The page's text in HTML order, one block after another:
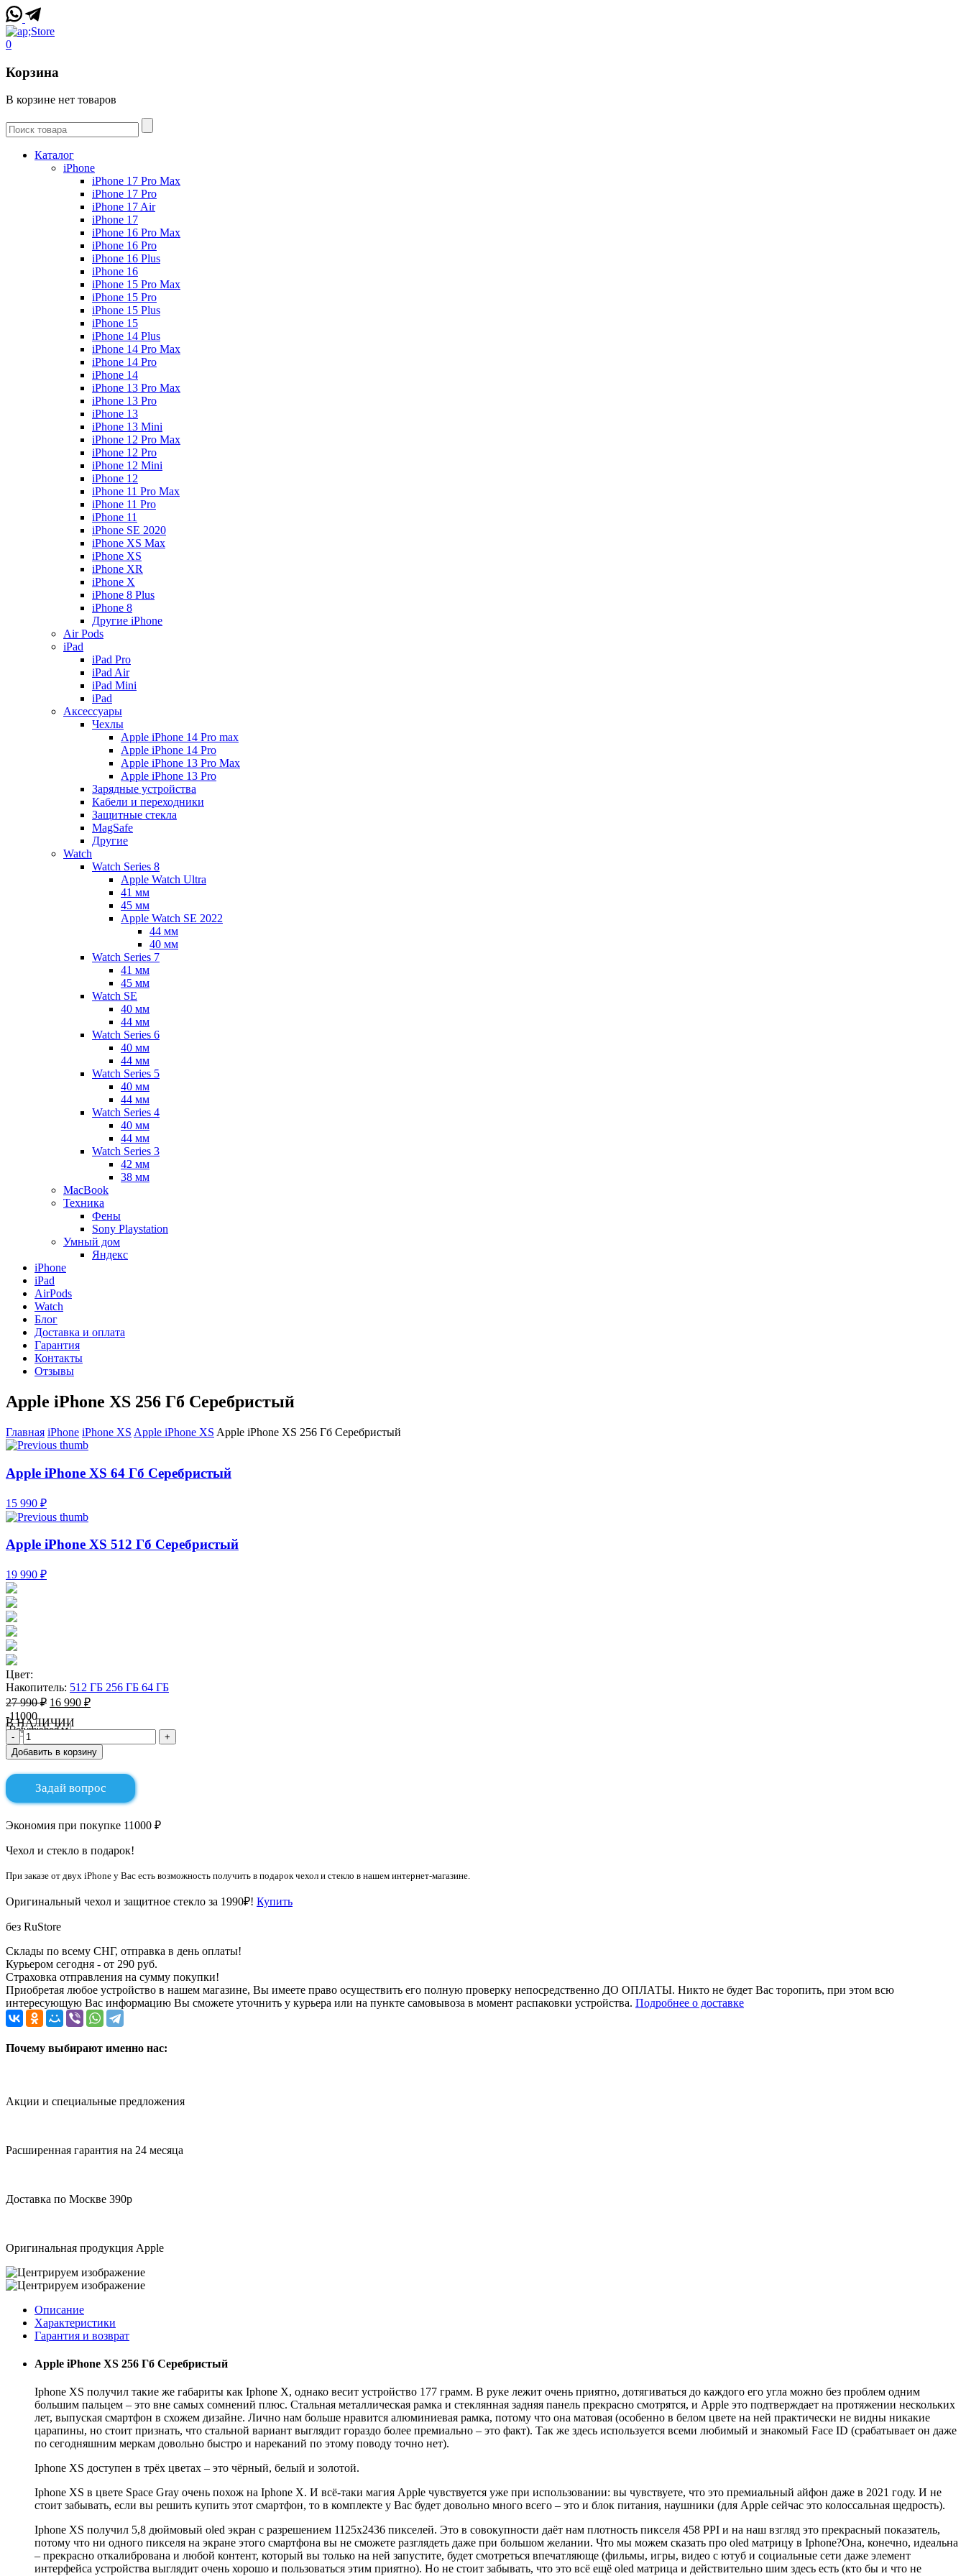
0
Корзина
В корзине нет товаров
Каталог
iPhone
iPhone 17 Pro Max
iPhone 17 Pro
iPhone 17 Air
iPhone 17
iPhone 16 Pro Max
iPhone 16 Pro
iPhone 16 Plus
iPhone 16
iPhone 15 Pro Max
iPhone 15 Pro
iPhone 15 Plus
iPhone 15
iPhone 14 Plus
iPhone 14 Pro Max
iPhone 14 Pro
iPhone 14
iPhone 13 Pro Max
iPhone 13 Pro
iPhone 13
iPhone 13 Mini
iPhone 12 Pro Max
iPhone 12 Pro
iPhone 12 Mini
iPhone 12
iPhone 11 Pro Max
iPhone 11 Pro
iPhone 11
iPhone SE 2020
iPhone XS Max
iPhone XS
iPhone XR
iPhone X
iPhone 8 Plus
iPhone 8
Другие iPhone
Air Pods
iPad
iPad Pro
iPad Air
iPad Mini
iPаd
Аксессуары
Чехлы
Apple iPhone 14 Pro max
Apple iPhone 14 Pro
Apple iPhone 13 Pro Max
Apple iPhone 13 Pro
Зарядные устройства
Кабели и переходники
Защитные стекла
MagSafe
Другие
Watch
Watch Series 8
Apple Watch Ultra
41 мм
45 мм
Apple Watch SE 2022
44 мм
40 мм
Watch Series 7
41 мм
45 мм
Watch SE
40 мм
44 мм
Watch Series 6
40 мм
44 мм
Watch Series 5
40 мм
44 мм
Watch Series 4
40 мм
44 мм
Watch Series 3
42 мм
38 мм
MacBook
Техника
Фены
Sony Playstation
Умный дом
Яндекс
iPhone
iPad
AirPods
Watch
Блог
Доставка и оплата
Гарантия
Контакты
Отзывы
Apple iPhone XS 256 Гб Серебристый
Главная iPhone iPhone XS Apple iPhone XS Apple iPhone XS 256 Гб Серебристый
Apple iPhone XS 64 Гб Серебристый
15 990 ₽
Apple iPhone XS 512 Гб Серебристый
19 990 ₽
Цвет:
Накопитель: 512 ГБ 256 ГБ 64 ГБ
27 990 ₽ 16 990 ₽
-11000
В НАЛИЧИИ
Добавить в корзину
Задай вопрос
Экономия при покупке 11000 ₽
Чехол и стекло в подарок!
При заказе от двух iPhone у Вас есть возможность получить в подарок чехол и стекло в нашем интернет-магазине.
Оригинальный чехол и защитное стекло за 1990₽! Купить
без RuStore
Склады по всему СНГ, отправка в день оплаты!
Курьером сегодня - от 290 руб.
Страховка отправления на сумму покупки!
Приобретая любое устройство в нашем магазине, Вы имеете право осуществить его полную проверку непосредственно ДО ОПЛАТЫ. Никто не будет Вас торопить, при этом всю
интересующую Вас информацию Вы сможете уточнить у курьера или на пункте самовывоза в момент распаковки устройства. Подробнее о доставке
Почему выбирают именно нас:
Акции и специальные предложения
Расширенная гарантия на 24 месяца
Доставка по Москве 390р
Оригинальная продукция Apple
Описание
Характеристики
Гарантия и возврат
Apple iPhone XS 256 Гб Серебристый
Iphone XS получил такие же габариты как Iphone X, однако весит устройство 177 грамм. В руке лежит очень приятно, дотягиваться до каждого его угла можно без проблем одним
большим пальцем – это вне самых сомнений плюс. Стальная металлическая рамка и стеклянная задняя панель прекрасно смотрятся, и Apple это подтверждает на протяжении нескольких
лет, выпуская смартфон в схожем дизайне. Лично нам больше нравится алюминиевая рамка, потому что она матовая (особенно в белом цвете на ней практически не видны никакие
царапины, но стоит признать, что стальной вариант выглядит гораздо более премиально – это факт). Так же здесь используется всеми любимый и знакомый Face ID (срабатывает он даже
по сегодняшним меркам довольно быстро и нареканий по этому поводу точно нет).
Iphone XS доступен в трёх цветах – это чёрный, белый и золотой.
Iphone XS в цвете Space Gray очень похож на Iphone X. И всё-таки магия Apple чувствуется уже при использовании: вы чувствуете, что это премиальный айфон даже в 2021 году. И не
стоит забывать, если вы решить купить этот смартфон, то в комплекте у Вас будет довольно много всего – это и блок питания, наушники (для Apple сейчас это колоссальная щедрость).
Iphone XS получил 5,8 дюймовый oled экран с разрешением 1125х2436 пикселей. Это в совокупности даёт нам плотность пикселя 458 PPI и на наш взгляд это прекрасный показатель,
потому что ни одного пикселя на экране этого смартфона вы не сможете разглядеть даже при большом желании. Что мы можем сказать про oled матрицу в Iphone?Она, конечно, идеальна
– прекрасно откалибрована и любой контент, который вы только на ней запустите, будет смотреться впечатляюще (фильмы, игры, видео с ютуб и социальные сети даже элемент
интерфейса устройства выглядит очень хорошо и пользоваться этим приятно). Но не стоит забывать, что это всё ещё oled матрица и действительно шим здесь есть (кто бы и что не